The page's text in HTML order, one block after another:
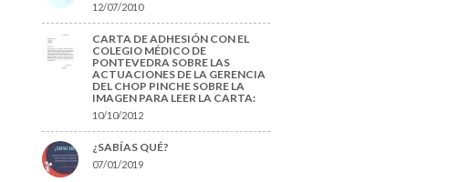
12/07/2010
CARTA DE ADHESIÓN CON EL
COLEGIO MÉDICO DE
PONTEVEDRA SOBRE LAS
ACTUACIONES DE LA GERENCIA
DEL CHOP PINCHE SOBRE LA
IMAGEN PARA LEER LA CARTA:
10/10/2012
¿SABÍAS QUÉ?
07/01/2019